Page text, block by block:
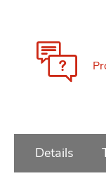
Bildgalerie
springen
Details